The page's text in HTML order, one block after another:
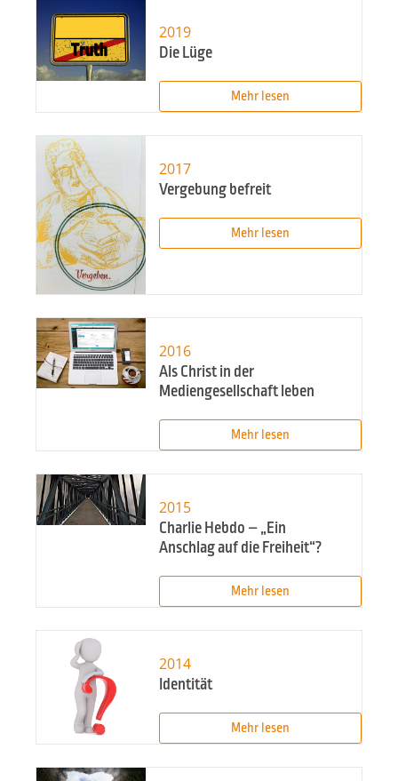
2019
Die Lüge
Mehr lesen
2017
Vergebung befreit
Mehr lesen
2016
Als Christ in der
Mediengesellschaft leben
Mehr lesen
2015
Charlie Hebdo – „Ein
Anschlag auf die Freiheit“?
Mehr lesen
2014
Identität
Mehr lesen